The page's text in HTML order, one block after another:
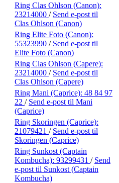
Ring Clas Ohlson (Canon):
23214000 / Send e-post til
Clas Ohlson (Canon)
Ring Elite Foto (Canon):
55323990 / Send e-post til
Elite Foto (Canon)
Ring Clas Ohlson (Capere):
23214000 / Send e-post til
Clas Ohlson (Capere)
Ring Mani (Caprice): 48 84 97
22 / Send e-post til Mani
(Caprice)
Ring Skoringen (Caprice):
21079421 / Send e-post til
Skoringen (Caprice)
Ring Sunkost (Captain
Kombucha): 93299431 / Send
e-post til Sunkost (Captain
Kombucha)